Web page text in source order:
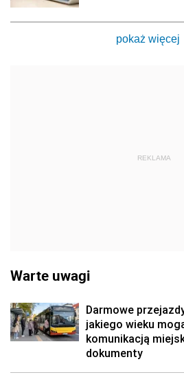
pokaż więcej
REKLAMA
Warte uwagi
Darmowe
jakiego wieku
komunikacją
dokumenty